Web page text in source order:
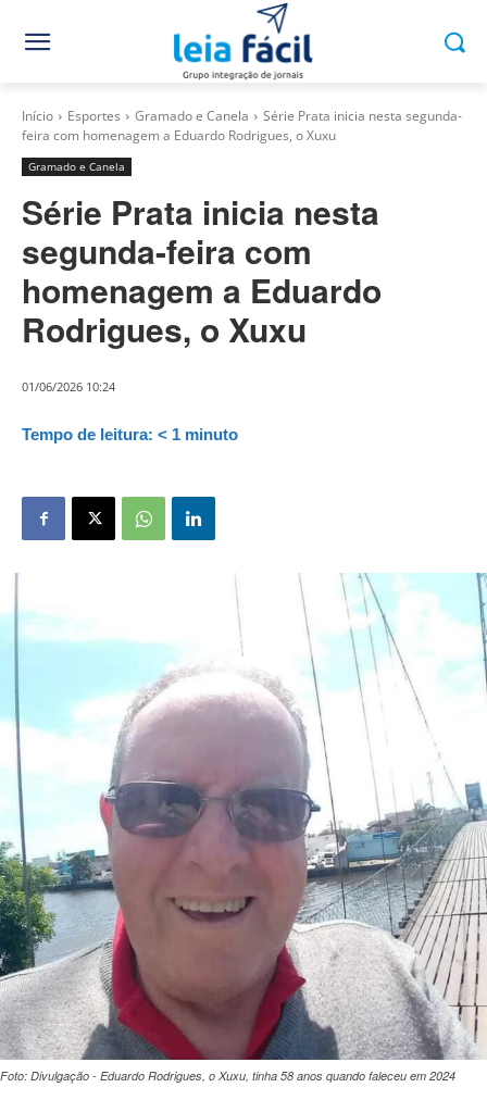
Início Esportes Gramado e Canela
Série Prata inicia nesta segunda-
feira com homenagem a Eduardo Rodrigues, o Xuxu
Gramado e Canela
Série Prata inicia nesta
segunda-feira com
homenagem a Eduardo
Rodrigues, o Xuxu
01/06/2026 10:24
Tempo de leitura: < 1 minuto
Foto: Divulgação - Eduardo Rodrigues, o Xuxu, tinha 58 anos quando faleceu em 2024